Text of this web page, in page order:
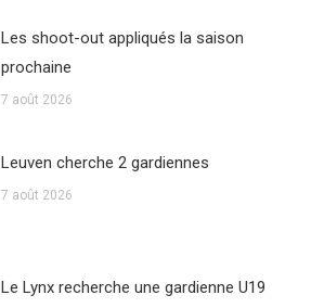
Les shoot-out appliqués la saison
prochaine
7 août 2026
Leuven cherche 2 gardiennes
7 août 2026
Le Lynx recherche une gardienne U19